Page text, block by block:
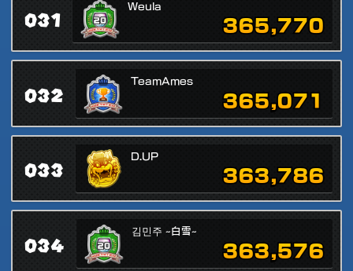
031
Weula
365,770
032
TeamAmes
365,071
033
D.UP
363,786
034
김민주 ~白雪~
363,576